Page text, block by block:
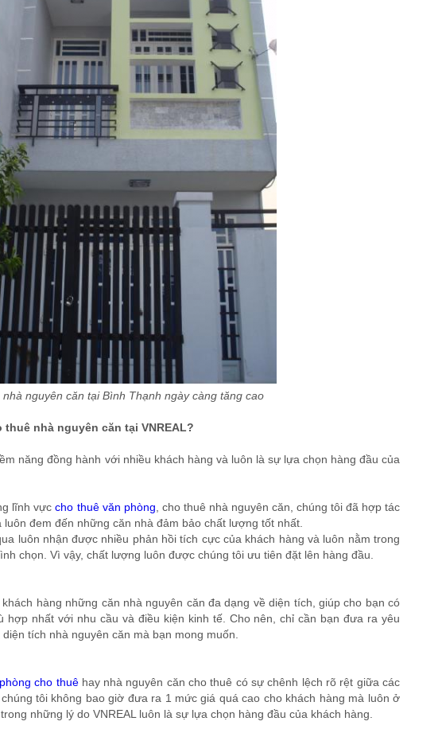
nguyên căn tại Bình Thạnh ngày càng tăng cao
nhà nguyên căn tại VNREAL?
năng đồng hành với nhiều khách hàng và luôn là sự lựa chọn hàng đầu của
lĩnh vựccho thuê văn phòng , cho thuê nhà nguyên căn, chúng tôi đã hợp tác
đem đến những căn nhà đảm bảo chất lượng tốt nhất.
luôn nhận được nhiều phản hồi tích cực của khách hàng và luôn nằm trong
chọn. Vì vậy, chất lượng luôn được chúng tôi ưu tiên đặt lên hàng đầu.
hàng những căn nhà nguyên căn đa dạng về diện tích, giúp cho bạn có
nhất với nhu cầu và điều kiện kinh tế. Cho nên, chỉ cần bạn đưa ra yêu
tích nhà nguyên căn mà bạn mong muốn.
cho thuêhay nhà nguyên căn cho thuê có sự chênh lệch rõ rệt giữa các
tôi không bao giờ đưa ra 1 mức giá quá cao cho khách hàng mà luôn ở
những lý do VNREAL luôn là sự lựa chọn hàng đầu của khách hàng.